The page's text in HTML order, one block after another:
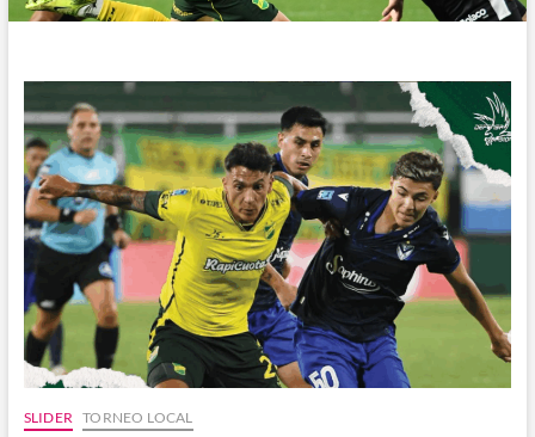
SLIDER TORNEO LOCAL